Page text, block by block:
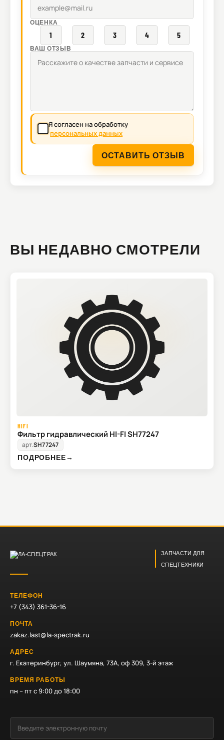
ОЦЕНКА
1 2 3 4 5
ВАШ ОТЗЫВ
Я согласен на обработку
персональных данных
ОСТАВИТЬ ОТЗЫВ
ВЫ НЕДАВНО СМОТРЕЛИ
HIFI
Фильтр гидравлический HI-FI SH77247
арт.SH77247
ПОДРОБНЕЕ→
ЗАПЧАСТИ ДЛЯ
СПЕЦТЕХНИКИ
ТЕЛЕФОН
+7 (343) 361-36-16
ПОЧТА
zakaz.last@la-spectrak.ru
АДРЕС
г. Екатеринбург, ул. Шаумяна, 73А, оф 309, 3-й этаж
ВРЕМЯ РАБОТЫ
пн – пт с 9:00 до 18:00